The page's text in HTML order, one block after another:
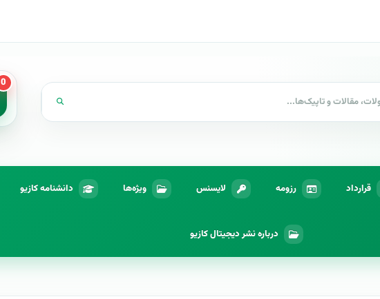
0
قرارداد رزومه لایسنس ویژه‌ها دانشنامه کازیو
درباره نشر دیجیتال کازیو